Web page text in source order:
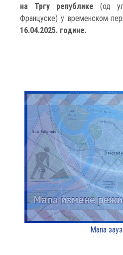
на Тргу републике (од
Француске) у временском
16.04.2025. године.
Мапа